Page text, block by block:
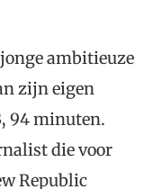
ambitieuze
zijn eigen
94 minuten.
die voor
Republic